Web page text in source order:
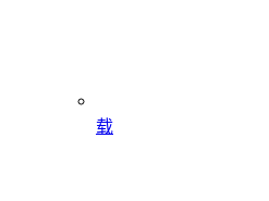
载